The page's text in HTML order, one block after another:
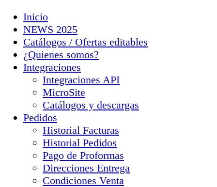
Inicio
NEWS 2025
Catálogos / Ofertas editables
¿Quienes somos?
Integraciones
Integraciones API
MicroSite
Catálogos y descargas
Pedidos
Historial Facturas
Historial Pedidos
Pago de Proformas
Direcciones Entrega
Condiciones Venta